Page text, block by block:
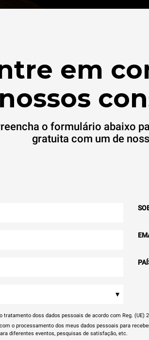
em
nossos
o formulário abaixo
gratuita com um de
▾
tratamento doss dados pessoais de acordo com Reg. (UE)
o processamento dos meus dados pessoais para
diferentes eventos, pesquisas de satisfação, etc.